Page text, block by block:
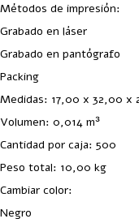
Métodos de impresión:
Grabado en láser
Grabado en pantógrafo
Packing
Medidas: 17,00 x 32,00 x
Volumen: 0,014 m³
Cantidad por caja: 500
Peso total: 10,00 kg
Cambiar color:
Negro